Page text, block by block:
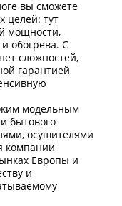
вы сможете
целей: тут
мощности,
обогрева. С
сложностей,
гарантией
модельным
бытового
осушителями
компании
Европы и
и